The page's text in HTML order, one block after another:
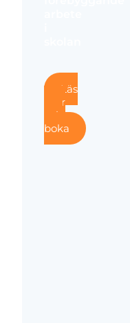
Läs
mer
och
boka